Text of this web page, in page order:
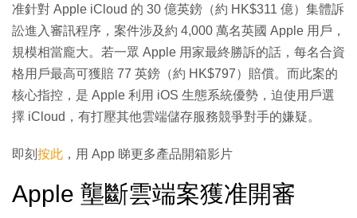
准針對 Apple iCloud 的 30 億英鎊（約 HK$311 億）集體訴
訟進入審訊程序，案件涉及約 4,000 萬名英國 Apple 用戶，
規模相當龐大。若一眾 Apple 用家最終勝訴的話，每名合資
格用戶最高可獲賠 77 英鎊（約 HK$797）賠償。而此案的
核心指控，是 Apple 利用 iOS 生態系統優勢，迫使用戶選
擇 iCloud，有打壓其他雲端儲存服務競爭對手的嫌疑。
即刻 按此 ，用 App 睇更多產品開箱影片
Apple 壟斷雲端案獲准開審